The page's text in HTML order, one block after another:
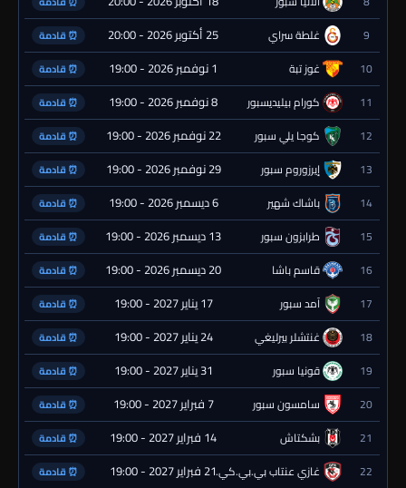
9 غلطة سراي 25 أكتوبر 2026 - 20:00 ⏰ قادمة
10 غوز تبة 1 نوفمبر 2026 - 19:00 ⏰ قادمة
11 كورام بيليديسبور 8 نوفمبر 2026 - 19:00 ⏰ قادمة
12 كوجا يلي سبور 22 نوفمبر 2026 - 19:00 ⏰ قادمة
13 إيرزوروم سبور 29 نوفمبر 2026 - 19:00 ⏰ قادمة
14 باشاك شهير 6 ديسمبر 2026 - 19:00 ⏰ قادمة
15 طرابزون سبور 13 ديسمبر 2026 - 19:00 ⏰ قادمة
16 قاسم باشا 20 ديسمبر 2026 - 19:00 ⏰ قادمة
17 آمد سبور 17 يناير 2027 - 19:00 ⏰ قادمة
18 غنتشلر بيرليغي 24 يناير 2027 - 19:00 ⏰ قادمة
19 قونيا سبور 31 يناير 2027 - 19:00 ⏰ قادمة
20 سامسون سبور 7 فبراير 2027 - 19:00 ⏰ قادمة
21 بشكتاش 14 فبراير 2027 - 19:00 ⏰ قادمة
22 غازي عنتاب بي.بي.كي.21 فبراير 2027 - 19:00 ⏰ قادمة